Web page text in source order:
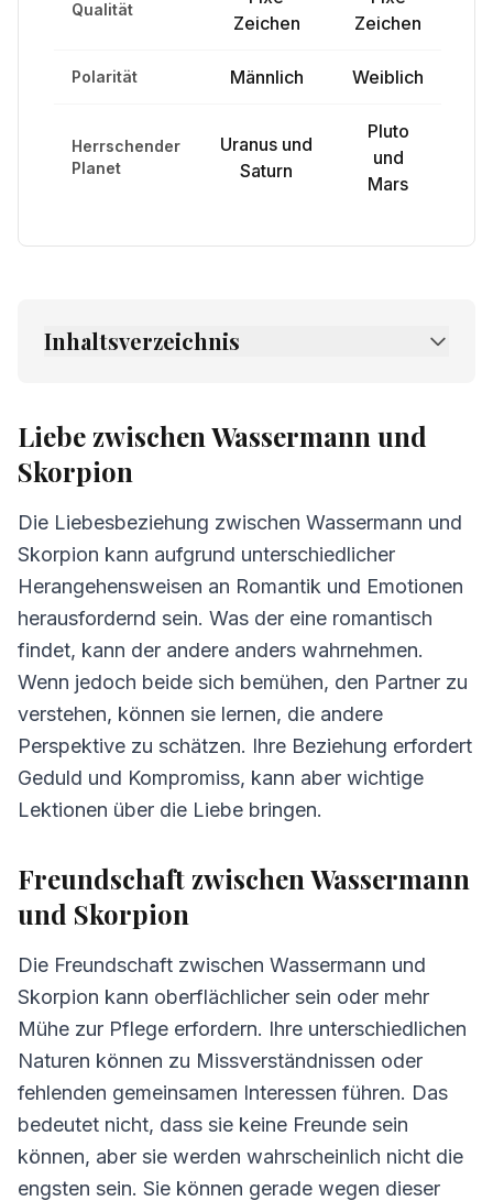
Qualität
Zeichen
Zeichen
Polarität Männlich Weiblich
Herrschender
Planet
Uranus und
Saturn
Pluto
und
Mars
Inhaltsverzeichnis
Skorpion
3. Kommunikation zwischen Wassermann
und Skorpion
4. Herausforderungen in der Beziehung
Wassermann und Skorpion
5. Tipps für Wassermann und Skorpion
6.
Häufig gestellte Fragen zur Kompatibilität
Liebe zwischen Wassermann und
Skorpion
Die Liebesbeziehung zwischen Wassermann und
Skorpion kann aufgrund unterschiedlicher
Herangehensweisen an Romantik und Emotionen
herausfordernd sein. Was der eine romantisch
findet, kann der andere anders wahrnehmen.
Wenn jedoch beide sich bemühen, den Partner zu
verstehen, können sie lernen, die andere
Perspektive zu schätzen. Ihre Beziehung erfordert
Geduld und Kompromiss, kann aber wichtige
Lektionen über die Liebe bringen.
Freundschaft zwischen Wassermann
und Skorpion
Die Freundschaft zwischen Wassermann und
Skorpion kann oberflächlicher sein oder mehr
Mühe zur Pflege erfordern. Ihre unterschiedlichen
Naturen können zu Missverständnissen oder
fehlenden gemeinsamen Interessen führen. Das
bedeutet nicht, dass sie keine Freunde sein
können, aber sie werden wahrscheinlich nicht die
engsten sein. Sie können gerade wegen dieser